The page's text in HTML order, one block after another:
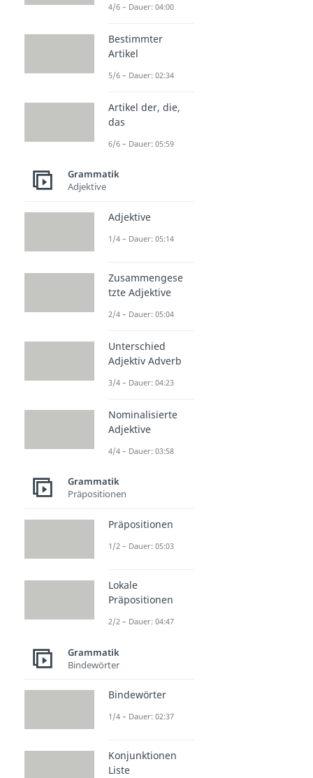
4/6 – Dauer: 04:00
Bestimmter
Artikel
5/6 – Dauer: 02:34
Artikel der, die,
das
6/6 – Dauer: 05:59
Grammatik
Adjektive
Adjektive
1/4 – Dauer: 05:14
Zusammengese
tzte Adjektive
2/4 – Dauer: 05:04
Unterschied
Adjektiv Adverb
3/4 – Dauer: 04:23
Nominalisierte
Adjektive
4/4 – Dauer: 03:58
Grammatik
Präpositionen
Präpositionen
1/2 – Dauer: 05:03
Lokale
Präpositionen
2/2 – Dauer: 04:47
Grammatik
Bindewörter
Bindewörter
1/4 – Dauer: 02:37
Konjunktionen
Liste